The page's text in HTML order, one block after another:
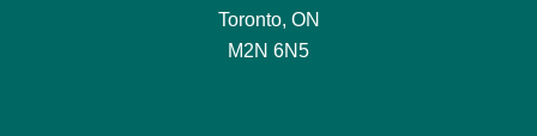
Toronto, ON
M2N 6N5